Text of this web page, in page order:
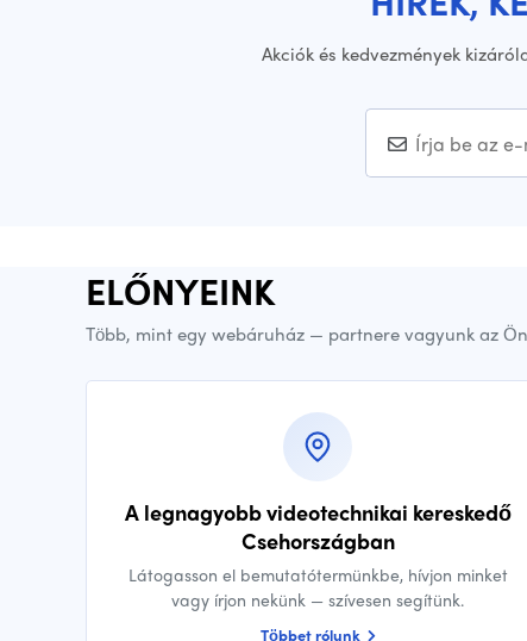
Akciók és kedvezmények
ELŐNYEINK
Több, mint egy webáruház — partnere vagyunk az
A legnagyobb videotechnikai kereskedő
Csehországban
Látogasson el bemutatótermünkbe, hívjon minket
vagy írjon nekünk — szívesen segítünk.
Többet rólunk